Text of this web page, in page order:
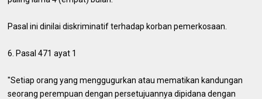
Pasal ini dinilai diskriminatif terhadap korban pemerkosaan.
6. Pasal 471 ayat 1
"Setiap orang yang menggugurkan atau mematikan kandungan
seorang perempuan dengan persetujuannya dipidana dengan